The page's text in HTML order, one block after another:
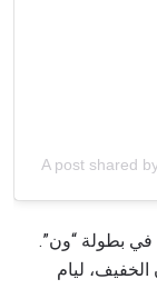
A post shared
بطولة “ون”.
ليام